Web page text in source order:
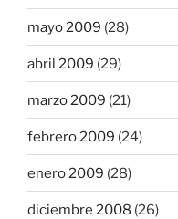
mayo 2009 (28)
abril 2009 (29)
marzo 2009 (21)
febrero 2009 (24)
enero 2009 (28)
diciembre 2008 (26)